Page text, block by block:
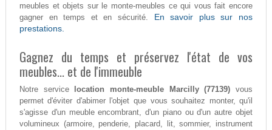
meubles et objets sur le monte-meubles ce qui vous fait encore
gagner en temps et en sécurité. En savoir plus sur nos
prestations.
Gagnez du temps et préservez l'état de vos
meubles... et de l'immeuble
Notre service location monte-meuble Marcilly (77139) vous
permet d'éviter d'abimer l'objet que vous souhaitez monter, qu'il
s'agisse d'un meuble encombrant, d'un piano ou d'un autre objet
volumineux (armoire, penderie, placard, lit, sommier, instrument